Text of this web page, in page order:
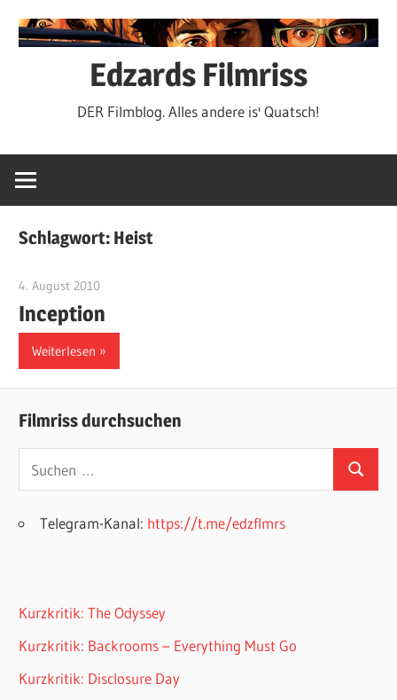
Inhalt
Edzards Filmriss
DER Filmblog. Alles andere is' Quatsch!
Schlagwort: Heist
4. August 2010
Inception
Weiterlesen
Filmriss durchsuchen
nach:
Suchen
Telegram-Kanal: https://t.me/edzflmrs
Kurzkritik: The Odyssey
Kurzkritik: Backrooms – Everything Must Go
Kurzkritik: Disclosure Day